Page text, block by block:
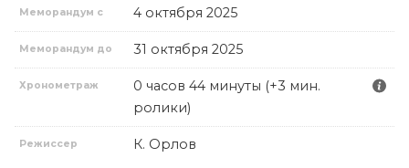
Меморандум с 4 октября 2025
Меморандум до 31 октября 2025
Хронометраж
0 часов 44 минуты (+3 мин.
ролики)
Режиссер К. Орлов